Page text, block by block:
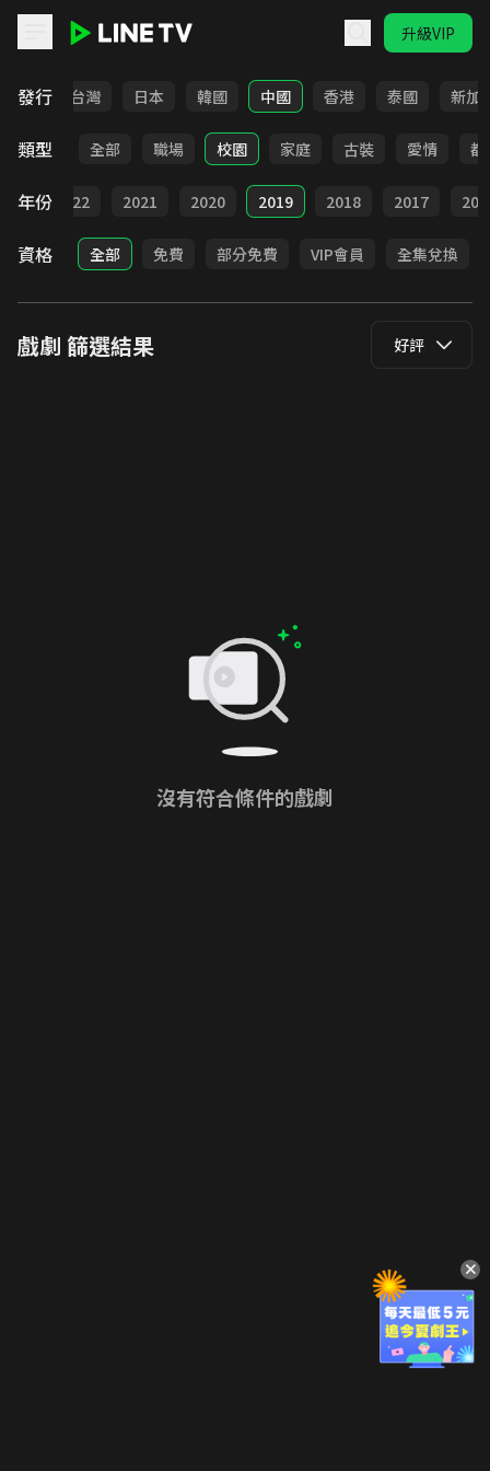
升級VIP
發行
全部 台灣 日本 韓國 中國 香港 泰國 新加
類型 全部 職場 校園 家庭 古裝 愛情 都
年份 2022 2021 2020 2019 2018 2017
資格 全部 免費 部分免費 VIP會員 全集兌換
戲劇 篩選結果 好評
沒有符合條件的戲劇